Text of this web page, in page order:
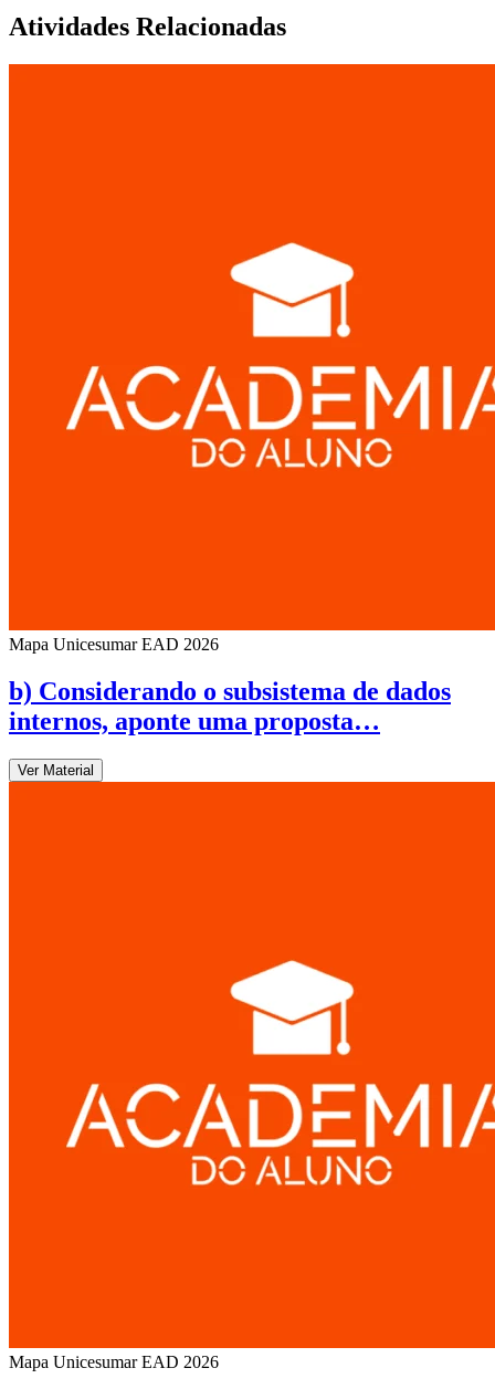
Atividades Relacionadas
Mapa Unicesumar EAD 2026
b) Considerando o subsistema de dados
internos, aponte uma proposta…
Ver Material
Mapa Unicesumar EAD 2026